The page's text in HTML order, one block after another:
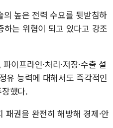
높은 전력 수요를 뒷받침하
는 위협이 되고 있다고 강조
이프라인·처리·저장·수출 설
유 능력에 대해서도 즉각적인
했다.
권을 완전히 해방해 경제·안